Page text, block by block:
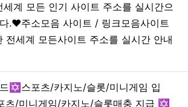
계 모든 인기 사이트 주소를 실시간으
.❤️주소모음 사이트 / 링크모음사이트
세계 모든사이트 주소를 실시간 안내
✡️스포츠/카지노/슬롯/미니게임 입
/미니게임/카지노/슬롯매충 지급 ✡️